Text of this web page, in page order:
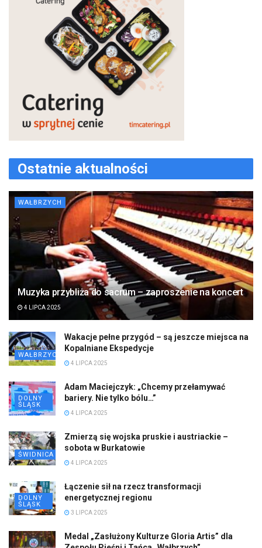
Ostatnie aktualności
WAŁBRZYCH
Muzyka przybliża do sacrum – zaproszenie na koncert
4 LIPCA 2025
WAŁBRZYCH
Wakacje pełne przygód – są jeszcze miejsca na
Kopalniane Ekspedycje
4 LIPCA 2025
DOLNY
ŚLĄSK
Adam Maciejczyk: „Chcemy przełamywać
bariery. Nie tylko bólu…”
4 LIPCA 2025
ŚWIDNICA
Zmierzą się wojska pruskie i austriackie –
sobota w Burkatowie
4 LIPCA 2025
DOLNY
ŚLĄSK
Łączenie sił na rzecz transformacji
energetycznej regionu
3 LIPCA 2025
Medal „Zasłużony Kulturze Gloria Artis” dla